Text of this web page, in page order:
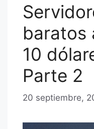
baratos
10
Parte 2
20 septiembre,